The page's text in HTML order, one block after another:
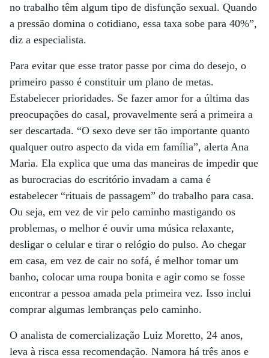
no trabalho têm algum tipo de disfunção sexual. Quando
a pressão domina o cotidiano, essa taxa sobe para 40%”,
diz a especialista.
Para evitar que esse trator passe por cima do desejo, o
primeiro passo é constituir um plano de metas.
Estabelecer prioridades. Se fazer amor for a última das
preocupações do casal, provavelmente será a primeira a
ser descartada. “O sexo deve ser tão importante quanto
qualquer outro aspecto da vida em família”, alerta Ana
Maria. Ela explica que uma das maneiras de impedir que
as burocracias do escritório invadam a cama é
estabelecer “rituais de passagem” do trabalho para casa.
Ou seja, em vez de vir pelo caminho mastigando os
problemas, o melhor é ouvir uma música relaxante,
desligar o celular e tirar o relógio do pulso. Ao chegar
em casa, em vez de cair no sofá, é melhor tomar um
banho, colocar uma roupa bonita e agir como se fosse
encontrar a pessoa amada pela primeira vez. Isso inclui
comprar algumas lembranças pelo caminho.
O analista de comercialização Luiz Moretto, 24 anos,
leva à risca essa recomendação. Namora há três anos e